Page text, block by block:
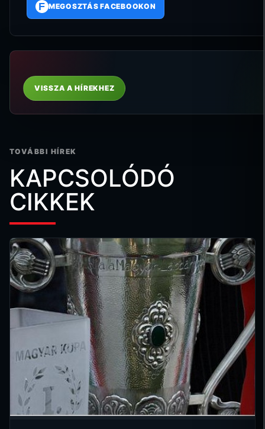
F MEGOSZTÁS FACEBOOKON
VISSZA A HÍREKHEZ
TOVÁBBI HÍREK
KAPCSOLÓDÓ
CIKKEK